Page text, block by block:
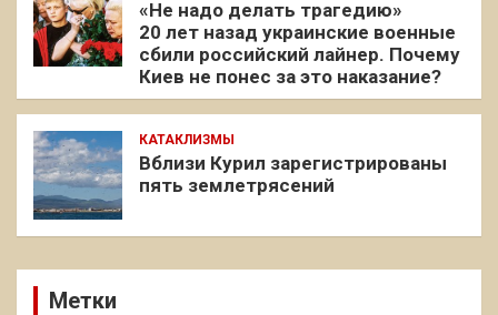
«Не надо делать трагедию»
20 лет назад украинские военные
сбили российский лайнер. Почему
Киев не понес за это наказание?
КАТАКЛИЗМЫ
Вблизи Курил зарегистрированы
пять землетрясений
Метки